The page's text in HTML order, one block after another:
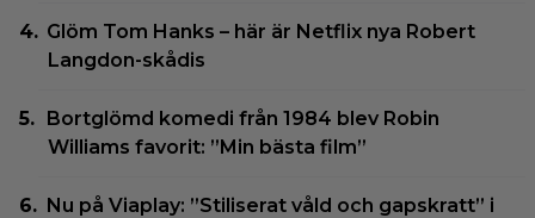
Glöm Tom Hanks – här är Netflix nya Robert
Langdon-skådis
Bortglömd komedi från 1984 blev Robin
Williams favorit: ”Min bästa film”
Nu på Viaplay: ”Stiliserat våld och gapskratt” i